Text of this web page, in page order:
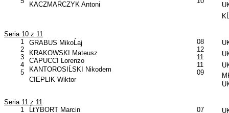
KACZMARCZYK Antoni
Seria 10 z 11
1
2
3
4
5
GRABUS MikoĹaj
KRAKOWSKI Mateusz
CAPUCCI Lorenzo
KANTOROSIĹSKI Nikodem
CIEPLIK Wiktor
08
12
11
11
09
Seria 11 z 11
1
ĹťYBORT Marcin
07